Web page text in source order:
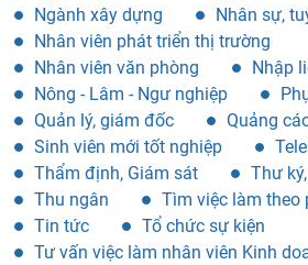
Ngành xây dựng
Nhân sự,
Nhân viên phát triển thị trường
Nhân viên văn phòng
Nhập
Nông - Lâm - Ngư nghiệp
Quản lý, giám đốc
Quảng
Sinh viên mới tốt nghiệp
Thẩm định, Giám sát
Thư
Thu ngân
Tìm việc làm theo
Tin tức
Tổ chức sự kiện
Tư vấn việc làm nhân viên Kinh